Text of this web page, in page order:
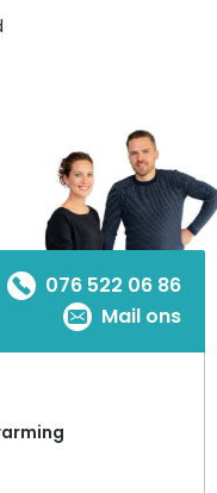
076 522 06 86
Mail ons